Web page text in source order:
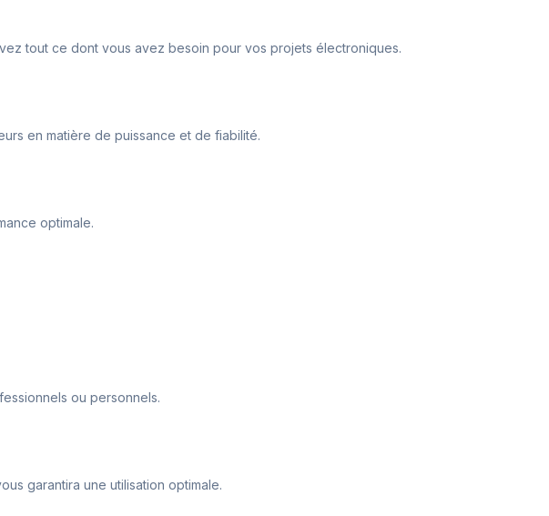
tout ce dont vous avez besoin pour vos projets électroniques.
en matière de puissance et de fiabilité.
optimale.
ou personnels.
garantira une utilisation optimale.